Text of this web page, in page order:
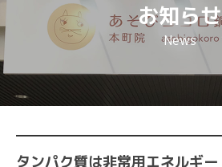
お知らせ
News
タンパク質は非常用エネルギー